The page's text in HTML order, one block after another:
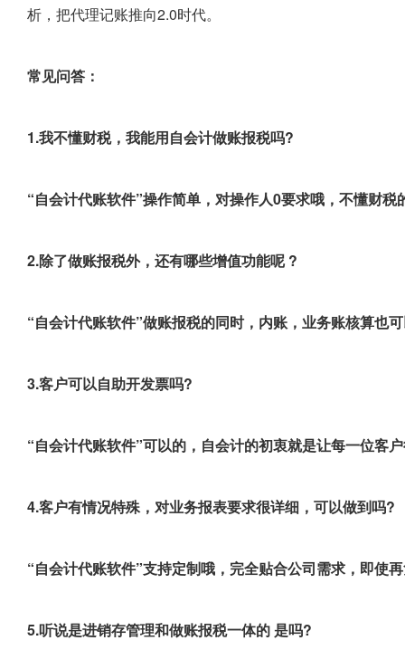
析，把代理记账推向2.0时代。
常见问答：
1.我不懂财税，我能用自会计做账报税吗?
“自会计代账软件”操作简单，对操作人0要求哦，不懂财
2.除了做账报税外，还有哪些增值功能呢 ?
“自会计代账软件”做账报税的同时，内账，业务账核算也
3.客户可以自助开发票吗?
“自会计代账软件”可以的，自会计的初衷就是让每一位客
4.客户有情况特殊，对业务报表要求很详细，可以做到吗?
“自会计代账软件”支持定制哦，完全贴合公司需求，即使
5.听说是进销存管理和做账报税一体的 是吗?